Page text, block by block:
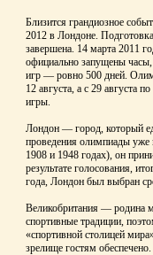
Близится грандиозное
2012 в Лондоне.
завершена. 14 марта 2011
официально запущены
игр — ровно 500 дней.
12 августа, а с 29 августа
игры.
Лондон — город, который
проведения олимпиады уже
1908 и 1948 годах), он
результате голосования,
года, Лондон был выбран
Великобритания — родина
спортивные традиции,
«спортивной столицей
зрелище гостям обеспечено.